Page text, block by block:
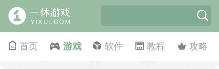
首页 游戏 软件 教程 攻略